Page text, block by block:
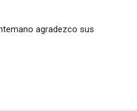
agradezco sus